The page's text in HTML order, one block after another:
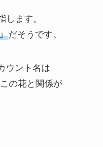
します。
だそうです。
ウント名は
の花と関係が